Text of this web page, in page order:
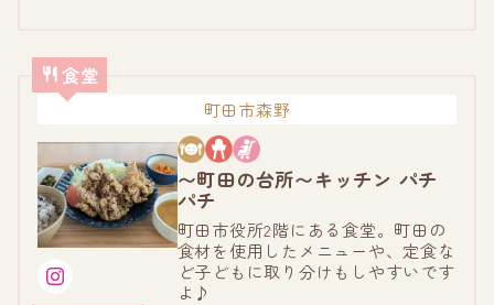
食堂
町田市森野
〜町田の台所〜キッチン パチ
パチ
町田市役所2階にある食堂。町田の
食材を使用したメニューや、定食な
ど子どもに取り分けもしやすいです
よ♪